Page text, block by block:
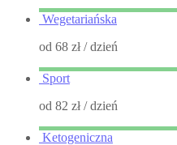
Wegetariańska
od 68 zł/ dzień
Sport
od 82 zł/ dzień
Ketogeniczna